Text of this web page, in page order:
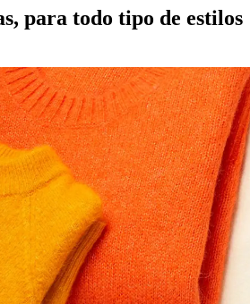
para todo tipo de estilos